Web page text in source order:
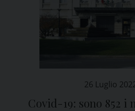
26 Luglio
Covid-19: sono 852 i